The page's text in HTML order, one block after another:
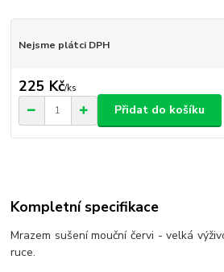
Nejsme plátci DPH
225 Kč/ks
Přidat do košíku
Kompletní specifikace
Mrazem sušení mouční červi - velká
ruce.